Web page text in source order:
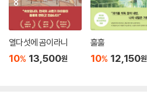
열다섯에 곰이라니
10% 13,500원
훌훌
10% 12,150원